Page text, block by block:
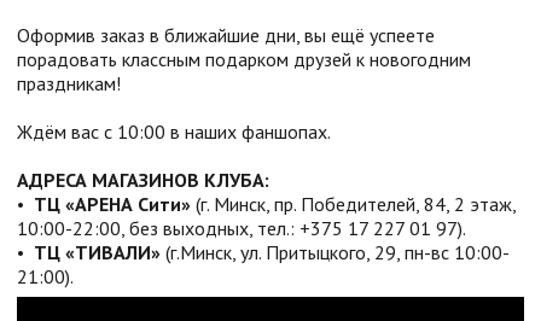
Оформив заказ в ближайшие дни, вы ещё успеете
порадовать классным подарком друзей к новогодним
праздникам!
Ждём вас с 10:00 в наших фаншопах.
АДРЕСА МАГАЗИНОВ КЛУБА:
• ТЦ «АРЕНА Сити» (г. Минск, пр. Победителей, 84, 2 этаж,
10:00-22:00, без выходных, тел.: +375 17 227 01 97).
• ТЦ «ТИВАЛИ» (г.Минск, ул. Притыцкого, 29, пн-вс 10:00-
21:00).